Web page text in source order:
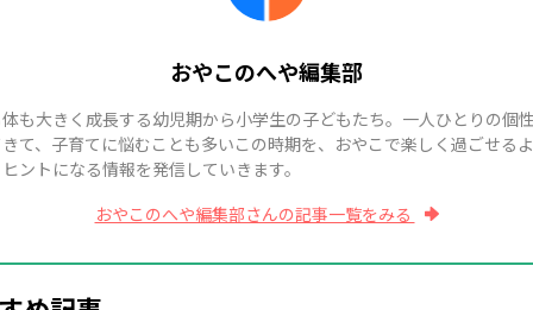
おやこのへや編集部
も大きく成長する幼児期から小学生の子どもたち。一人ひとりの個
て、子育てに悩むことも多いこの時期を、おやこで楽しく過ごせるよ
ントになる情報を発信していきます。
おやこのへや編集部さんの記事一覧をみる